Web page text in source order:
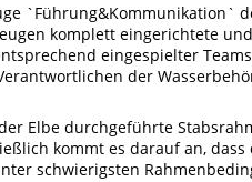
`Führung&Kommunikation`
komplett eingerichtete
eingespielter
der
Elbe durchgeführte
kommt es darauf an,
schwierigsten